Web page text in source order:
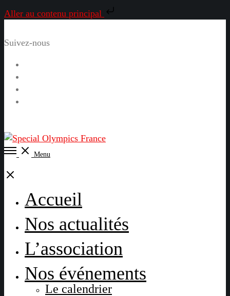
Aller au contenu principal
Suivez-nous
Open
Menu
Close
Accueil
Nos actualités
L’association
Nos événements
Le calendrier